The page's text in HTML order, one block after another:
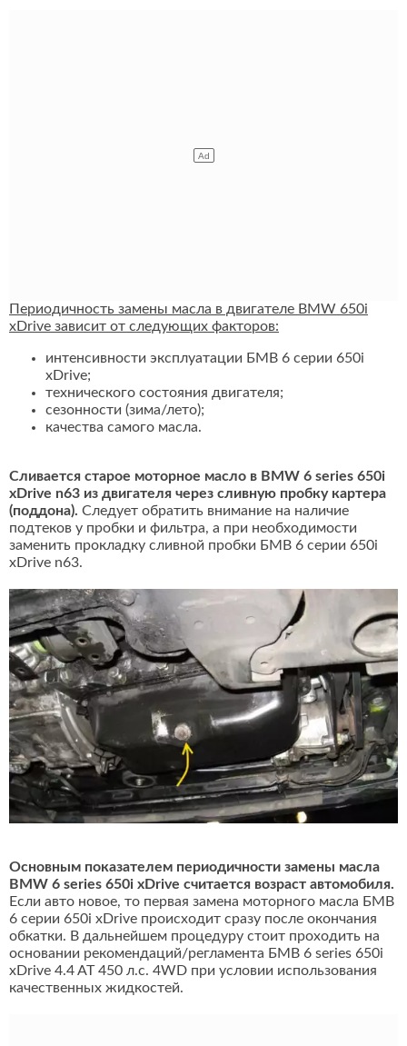
Периодичность замены масла в двигателе BMW 650i
xDrive зависит от следующих факторов:
интенсивности эксплуатации БМВ 6 серии 650i
xDrive;
технического состояния двигателя;
сезонности (зима/лето);
качества самого масла.
Сливается старое моторное масло в BMW 6 series 650i
xDrive n63 из двигателя через сливную пробку картера
(поддона). Следует обратить внимание на наличие
подтеков у пробки и фильтра, а при необходимости
заменить прокладку сливной пробки БМВ 6 серии 650i
xDrive n63.
Основным показателем периодичности замены масла
BMW 6 series 650i xDrive считается возраст автомобиля.
Если авто новое, то первая замена моторного масла БМВ
6 серии 650i xDrive происходит сразу после окончания
обкатки. В дальнейшем процедуру стоит проходить на
основании рекомендаций/регламента БМВ 6 series 650i
xDrive 4.4 AT 450 л.с. 4WD при условии использования
качественных жидкостей.